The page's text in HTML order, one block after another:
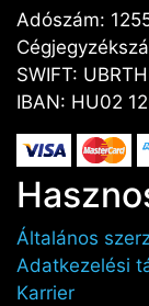
Adószám:
SWIFT:
IBAN: HU02
Általános
Adatkezelési
Karrier